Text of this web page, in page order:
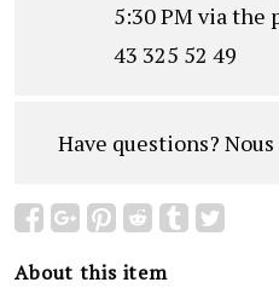
5:30 PM via the
43 325 52 49
Have questions?
About this item